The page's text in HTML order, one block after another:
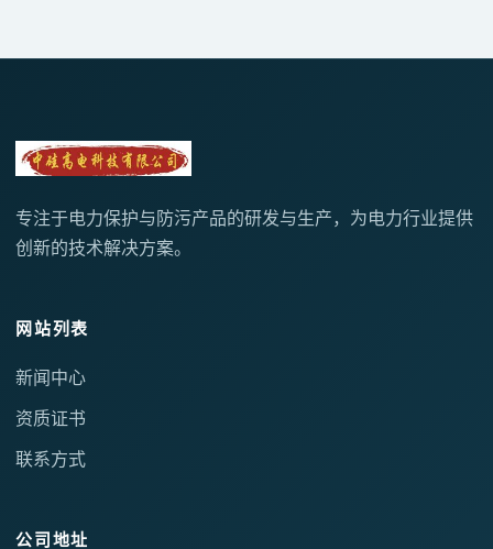
专注于电力保护与防污产品的研发与生产，为电力行业提供
创新的技术解决方案。
网站列表
新闻中心
资质证书
联系方式
公司地址